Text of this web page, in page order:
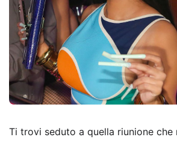
Ti trovi seduto a quella riunione che